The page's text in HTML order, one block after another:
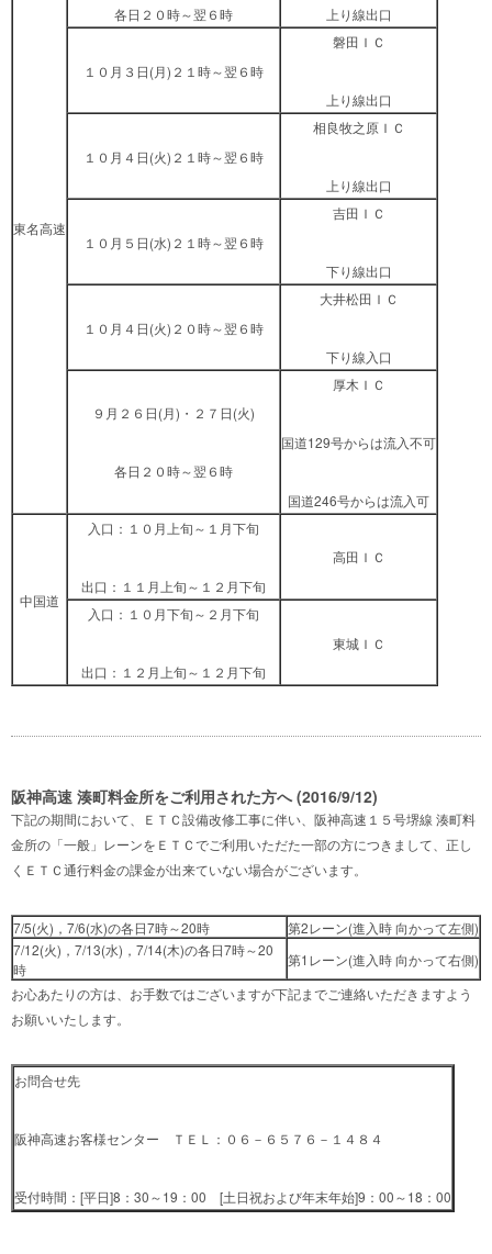
東名高速
各日２０時～翌６時 上り線出口
１０月３日(月)２１時～翌６時
磐田ＩＣ
上り線出口
１０月４日(火)２１時～翌６時
相良牧之原ＩＣ
上り線出口
１０月５日(水)２１時～翌６時
吉田ＩＣ
下り線出口
１０月４日(火)２０時～翌６時
大井松田ＩＣ
下り線入口
９月２６日(月)・２７日(火)
各日２０時～翌６時
厚木ＩＣ
国道129号からは流入不可
国道246号からは流入可
中国道
入口：１０月上旬～１月下旬
出口：１１月上旬～１２月下旬
高田ＩＣ
入口：１０月下旬～２月下旬
出口：１２月上旬～１２月下旬
東城ＩＣ
阪神高速 湊町料金所をご利用された方へ (2016/9/12)
下記の期間において、ＥＴＣ設備改修工事に伴い、阪神高速１５号堺線 湊町料
金所の「一般」レーンをＥＴＣでご利用いただた一部の方につきまして、正し
くＥＴＣ通行料金の課金が出来ていない場合がございます。
7/5(火)，7/6(水)の各日7時～20時
第2レーン(進入時 向かって左側)
7/12(火)，7/13(水)，7/14(木)の各日7時～20
時
第1レーン(進入時 向かって右側)
お心あたりの方は、お手数ではございますが下記までご連絡いただきますよう
お願いいたします。
お問合せ先
阪神高速お客様センター ＴＥＬ：０６－６５７６－１４８４
受付時間：[平日]8：30～19：00 [土日祝および年末年始]9：00～18：00